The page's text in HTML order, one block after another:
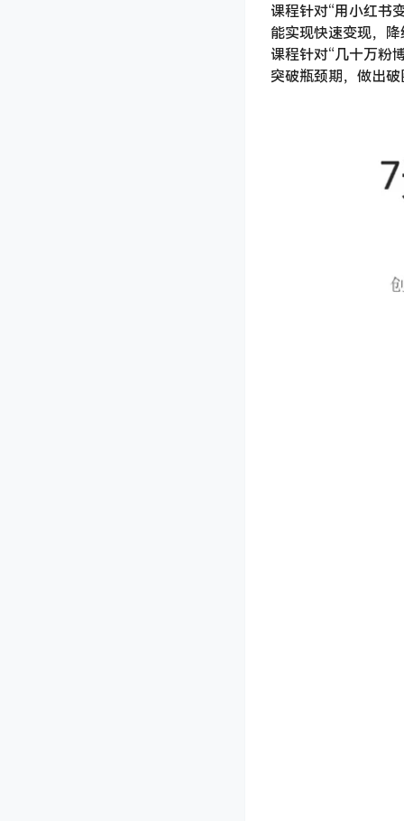
课程针对“用小红书
能实现快速变现，
课程针对“几十万粉
突破瓶颈期，做出